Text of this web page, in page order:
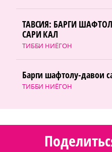
ТИББИ НИЁГОН
ТАВСИЯ: БАРГИ
САРИ КАЛ
ТИББИ НИЁГОН
Барги шафтолу-давои